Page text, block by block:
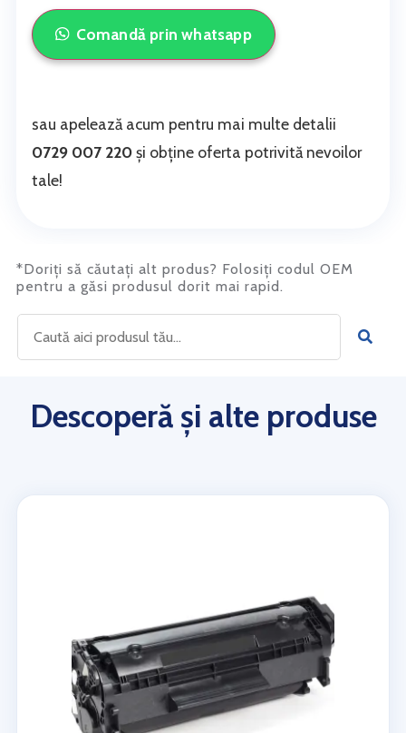
Comandă prin whatsapp
sau apelează acum pentru mai multe detalii
0729 007 220și obține oferta potrivită nevoilor
tale!
*Doriți să căutați alt produs? Folosiți codul OEM
pentru a găsi produsul dorit mai rapid.
Descoperă și alte produse